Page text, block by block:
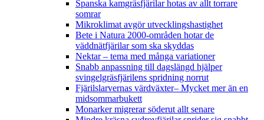
Spanska kamgräsfjärilar hotas av allt torrare
somrar
Mikroklimat avgör utvecklingshastighet
Bete i Natura 2000-områden hotar de
väddnätfjärilar som ska skyddas
Nektar – tema med många variationer
Snabb anpassning till dagslängd hjälper
svingelgräsfjärilens spridning norrut
Fjärilslarvernas värdväxter– Mycket mer än en
midsommarbukett
Monarker migrerar söderut allt senare